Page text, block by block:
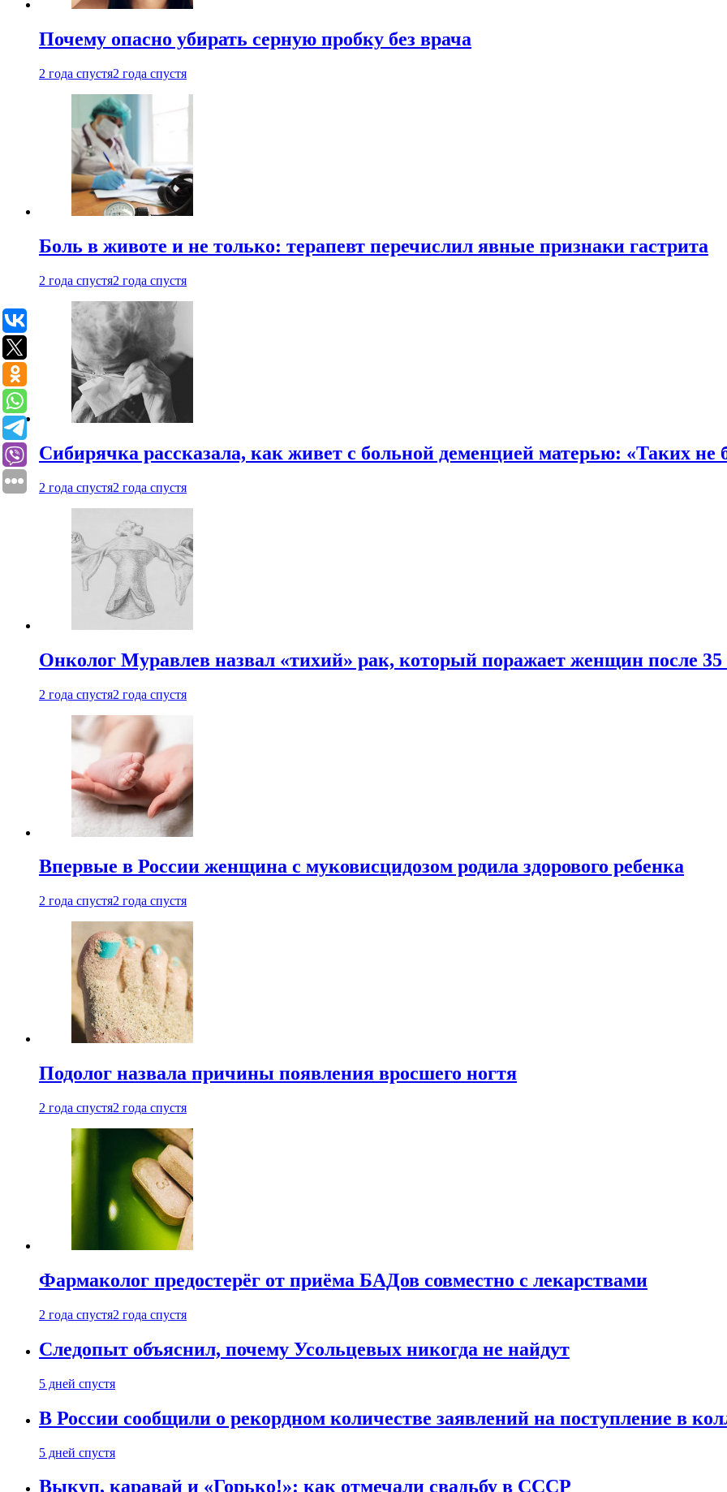
Почему опасно убирать серную пробку без врача
2 года спустя2 года спустя
Боль в животе и не только: терапевт перечислил явные признаки гастрита
2 года спустя2 года спустя
Сибирячка рассказала, как живет с больной деменцией матерью: «Таких не
2 года спустя2 года спустя
Онколог Муравлев назвал «тихий» рак, который поражает женщин после 35
2 года спустя2 года спустя
Впервые в России женщина с муковисцидозом родила здорового ребенка
2 года спустя2 года спустя
Подолог назвала причины появления вросшего ногтя
2 года спустя2 года спустя
Фармаколог предостерёг от приёма БАДов совместно с лекарствами
2 года спустя2 года спустя
Следопыт объяснил, почему Усольцевых никогда не найдут
5 дней спустя
В России сообщили о рекордном количестве заявлений на поступление в
5 дней спустя
Выкуп, каравай и «Горько!»: как отмечали свадьбу в СССР